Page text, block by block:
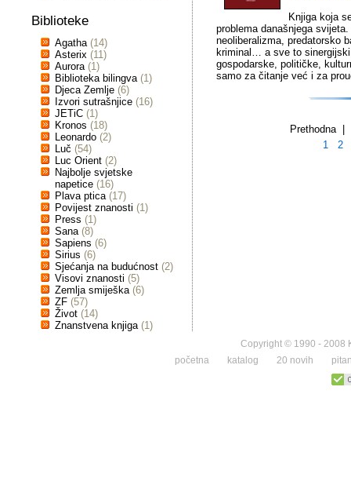
Biblioteke
Agatha (14)
Asterix (11)
Aurora (1)
Biblioteka bilingva (1)
Djeca Zemlje (6)
Izvori sutrašnjice (16)
JETiC (1)
Kronos (18)
Leonardo (2)
Luč (54)
Luc Orient (2)
Najbolje svjetske
napetice (16)
Plava ptica (17)
Povijest znanosti (1)
Press (1)
Sana (8)
Sapiens (6)
Sirius (6)
Sjećanja na budućnost (2)
Visovi znanosti (5)
Zemlja smiješka (6)
ZF (57)
Život (14)
Znanstvena knjiga (1)
Knjiga koja
problema današnjega
neoliberalizma, predatorsko
kriminal… a sve to
gospodarske, političke,
samo za čitanje već i za
Prethodna
1
2
Copyright © 1990 - 2008
početna
katalog 20 novih